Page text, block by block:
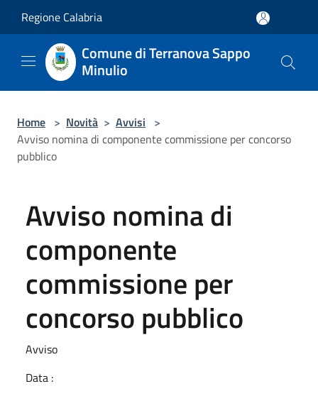
Regione Calabria
Comune di Terranova Sappo
Minulio
Home > Novità > Avvisi >
Avviso nomina di componente commissione per concorso
pubblico
Avviso nomina di
componente
commissione per
concorso pubblico
Avviso
Data :